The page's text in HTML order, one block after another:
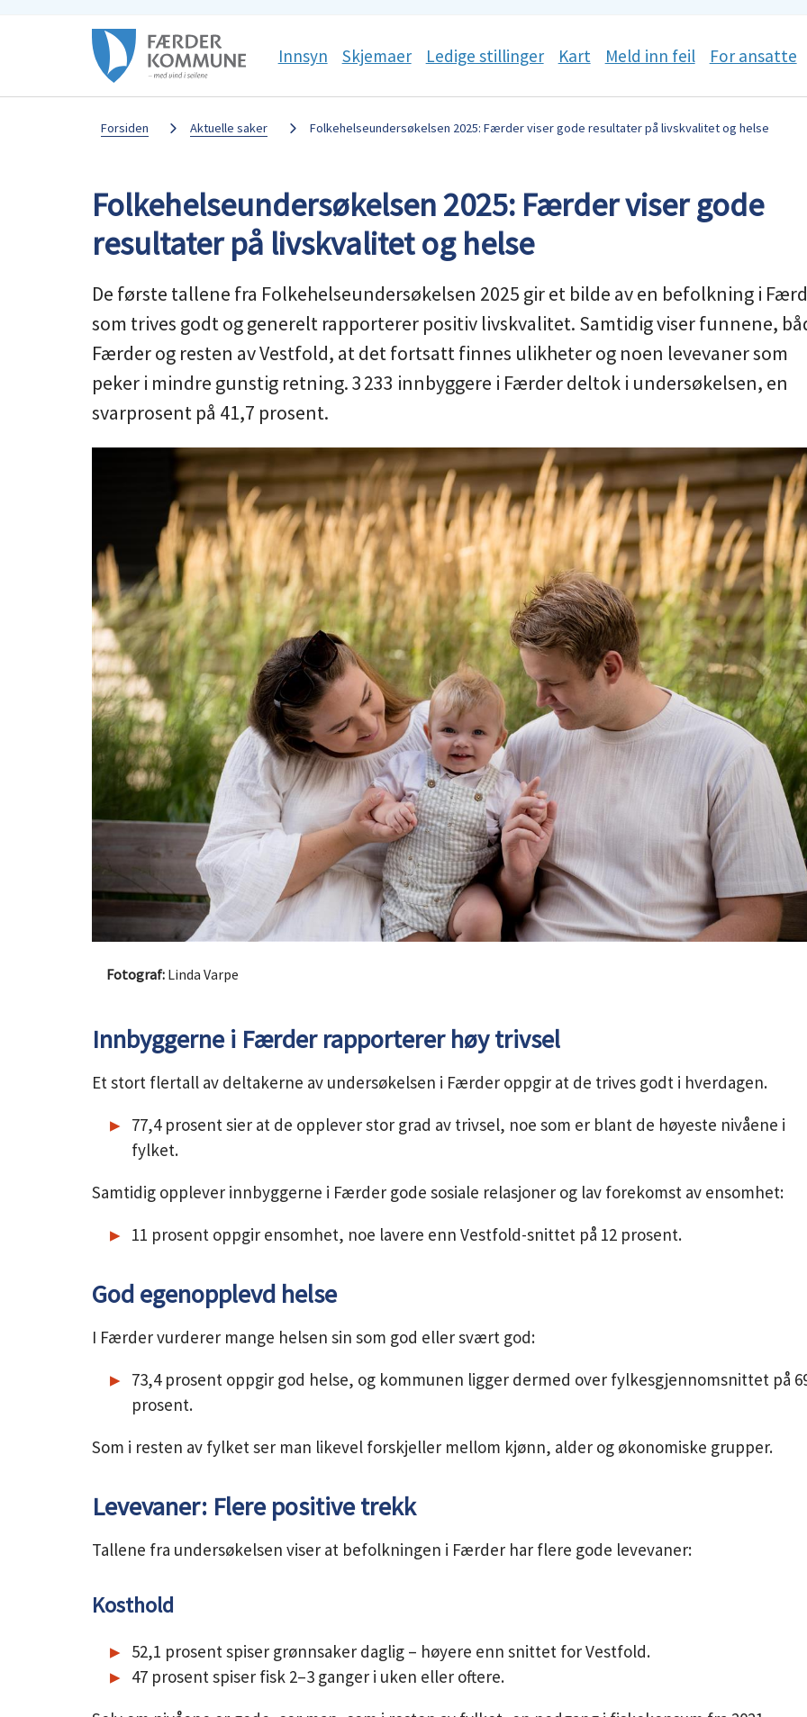
Færder
kommune
Sosiale
media
Innsyn Skjemaer Ledige stillinger Kart Meld inn feil For ansatte
Du
her:
Forsiden Aktuelle saker Folkehelseundersøkelsen 2025: Færder viser gode resultater på livskvalitet og helse
Folkehelseundersøkelsen 2025: Færder viser gode
resultater på livskvalitet og helse
De første tallene fra Folkehelseundersøkelsen 2025 gir et bilde av en befolkning i
som trives godt og generelt rapporterer positiv livskvalitet. Samtidig viser funnene,
Færder og resten av Vestfold, at det fortsatt finnes ulikheter og noen levevaner som
peker i mindre gunstig retning. 3 233 innbyggere i Færder deltok i undersøkelsen, en
svarprosent på 41,7 prosent.
Linda Varpe
Innbyggerne i Færder rapporterer høy trivsel
Et stort flertall av deltakerne av undersøkelsen i Færder oppgir at de trives godt i hverdagen.
77,4 prosent sier at de opplever stor grad av trivsel, noe som er blant de høyeste nivåene i
fylket.
Samtidig opplever innbyggerne i Færder gode sosiale relasjoner og lav forekomst av ensomhet:
11 prosent oppgir ensomhet, noe lavere enn Vestfold-snittet på 12 prosent.
God egenopplevd helse
I Færder vurderer mange helsen sin som god eller svært god:
73,4 prosent oppgir god helse, og kommunen ligger dermed over fylkesgjennomsnittet på
prosent.
Som i resten av fylket ser man likevel forskjeller mellom kjønn, alder og økonomiske grupper.
Levevaner: Flere positive trekk
Tallene fra undersøkelsen viser at befolkningen i Færder har flere gode levevaner:
Kosthold
52,1 prosent spiser grønnsaker daglig – høyere enn snittet for Vestfold.
47 prosent spiser fisk 2–3 ganger i uken eller oftere.